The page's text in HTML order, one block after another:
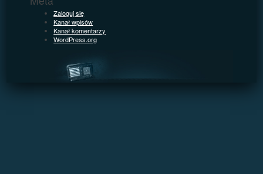
Zaloguj się
Kanał wpisów
Kanał komentarzy
WordPress.org